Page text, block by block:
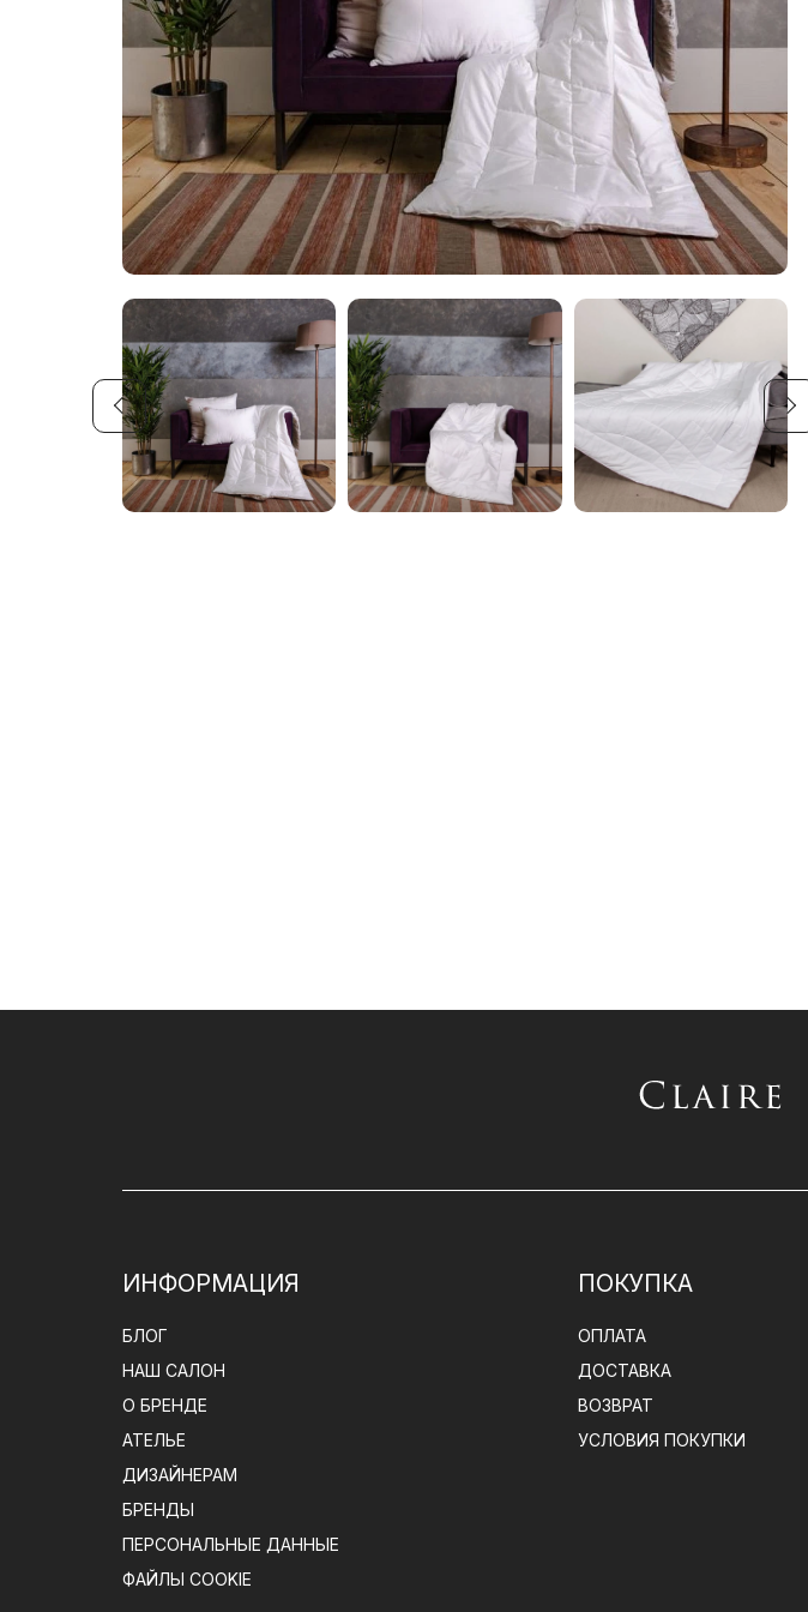
ИНФОРМАЦИЯ
БЛОГ
НАШ САЛОН
О БРЕНДЕ
АТЕЛЬЕ
ДИЗАЙНЕРАМ
БРЕНДЫ
ПЕРСОНАЛЬНЫЕ ДАННЫЕ
ФАЙЛЫ COOKIE
ПОКУПКА
ОПЛАТА
ДОСТАВКА
ВОЗВРАТ
УСЛОВИЯ ПОКУПКИ